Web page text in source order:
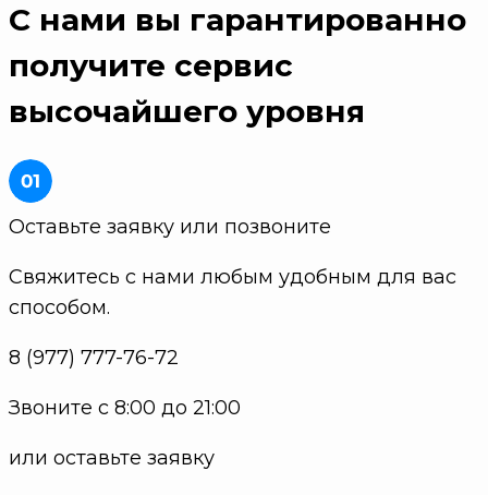
С нами вы гарантированно
получите сервис
высочайшего уровня
Оставьте заявку или позвоните
Свяжитесь с нами любым удобным для вас
способом.
8 (977) 777-76-72
Звоните с 8:00 до 21:00
или оставьте заявку